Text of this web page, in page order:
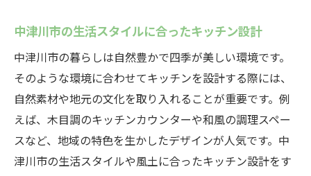
中津川市の生活スタイルに合ったキッチン設計
中津川市の暮らしは自然豊かで四季が美しい環境です。
そのような環境に合わせてキッチンを設計する際には、
自然素材や地元の文化を取り入れることが重要です。例
えば、木目調のキッチンカウンターや和風の調理スペー
スなど、地域の特色を生かしたデザインが人気です。中
津川市の生活スタイルや風土に合ったキッチン設計をす